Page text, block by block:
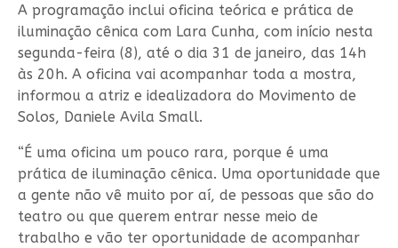
A programação inclui oficina teórica e prática de
iluminação cênica com Lara Cunha, com início nesta
segunda-feira (8), até o dia 31 de janeiro, das 14h
às 20h. A oficina vai acompanhar toda a mostra,
informou a atriz e idealizadora do Movimento de
Solos, Daniele Avila Small.
“É uma oficina um pouco rara, porque é uma
prática de iluminação cênica. Uma oportunidade que
a gente não vê muito por aí, de pessoas que são do
teatro ou que querem entrar nesse meio de
trabalho e vão ter oportunidade de acompanhar